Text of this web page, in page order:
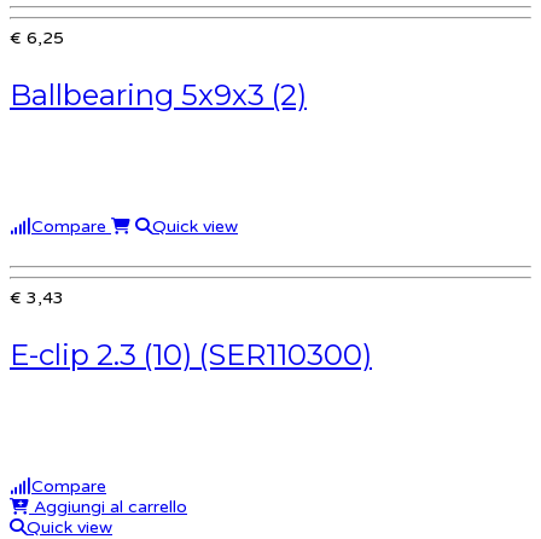
€ 6,25
Ballbearing 5x9x3 (2)
Compare Quick view
€ 3,43
E-clip 2.3 (10) (SER110300)
Compare
Aggiungi al carrello
Quick view